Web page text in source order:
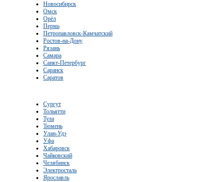
Новосибирск
Омск
Орёл
Пермь
Петропавловск-Камчатский
Ростов-на-Дону
Рязань
Самара
Санкт-Петербург
Саранск
Саратов
Сургут
Тольятти
Тула
Тюмень
Улан-Удэ
Уфа
Хабаровск
Чайковский
Челябинск
Электросталь
Ярославль